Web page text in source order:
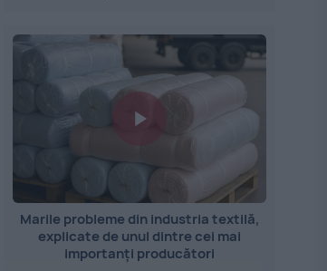
Marile probleme din industria textilă,
explicate de unul dintre cei mai
importanți producători